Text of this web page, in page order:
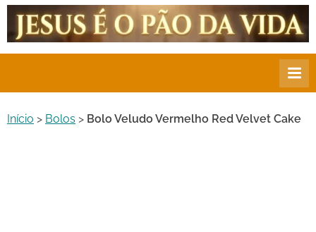
Início > Bolos > Bolo Veludo Vermelho Red Velvet Cake